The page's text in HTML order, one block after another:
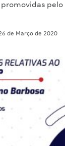
pelo
de Março de 2020